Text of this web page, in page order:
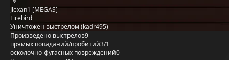
Jlexan1 [MEGAS]
Firebird
Уничтожен выстрелом (kadr495)
Произведено выстрелов9
прямых попаданий/пробитий3/1
осколочно-фугасных повреждений0